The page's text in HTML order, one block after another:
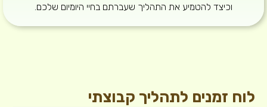
וכיצד להטמיע את התהליך שעברתם בחיי היומיום שלכם.
לוח זמנים לתהליך קבוצתי